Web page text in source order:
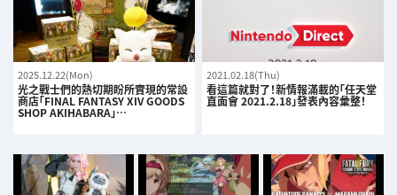
2025.12.22(Mon)
光之戰士們的熱切期盼所實現的常設
商店「FINAL FANTASY XIV GOODS
SHOP AKIHABARA」…
2021.02.18(Thu)
看這篇就對了！新情報滿載的「任天堂
直面會 2021.2.18」發表內容彙整！